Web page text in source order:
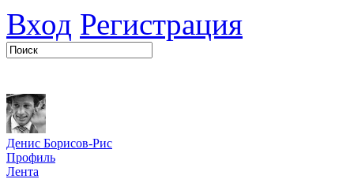
Вход Регистрация
Денис Борисов-Рис
Профиль
Лента